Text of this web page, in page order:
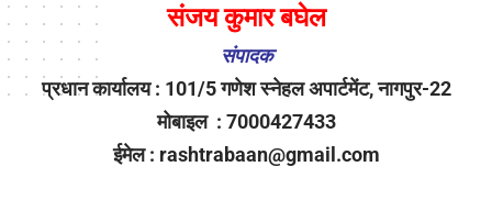
संजय कुमार बघेल
संपादक
प्रधान कार्यालय : 101/5 गणेश स्नेहल अपार्टमेंट, नागपुर-22
मोबाइल : 7000427433
ईमेल : rashtrabaan@gmail.com